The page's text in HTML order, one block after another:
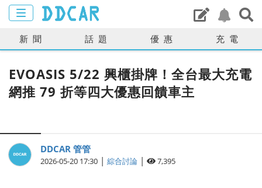
新聞 話題 優惠 充電
EVOASIS 5/22 興櫃掛牌！全台最大充電
網推 79 折等四大優惠回饋車主
DDCAR 管管
2026-05-20 17:30 | 綜合討論 | 7,395